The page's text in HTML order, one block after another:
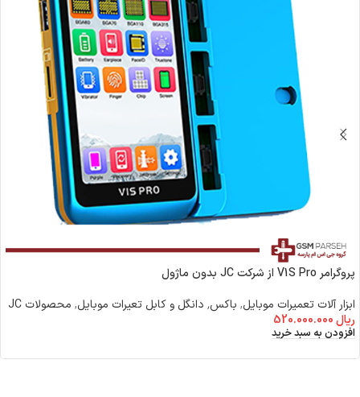
پروگرامر V1S Pro از شرکت JC بدون ماژول
ابزار آلات تعمیرات موبایل, باکس٬ دانگل و کابل تعیرات موبایل , محصولات JC
ریال
افزودن به سبد خرید